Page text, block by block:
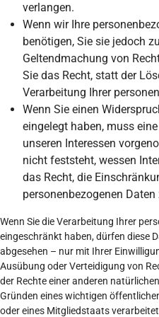
verlangen.
Wenn wir Ihre
benötigen, Sie sie jedoch
Geltendmachung von
Sie das Recht, statt der
Verarbeitung Ihrer
Wenn Sie einen
eingelegt haben, muss
unseren Interessen
nicht feststeht, wessen
das Recht, die
personenbezogenen Daten
Wenn Sie die Verarbeitung Ihrer
eingeschränkt haben, dürfen diese
abgesehen – nur mit Ihrer
Ausübung oder Verteidigung von
der Rechte einer anderen
Gründen eines wichtigen
oder eines Mitgliedstaats